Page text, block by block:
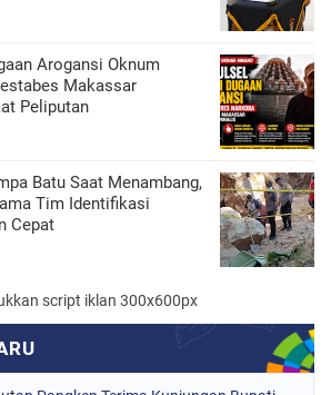
Arogansi Oknum
Makassar
Peliputan
Batu Saat Menambang,
Tim Identifikasi
Cepat
script iklan 300x600px